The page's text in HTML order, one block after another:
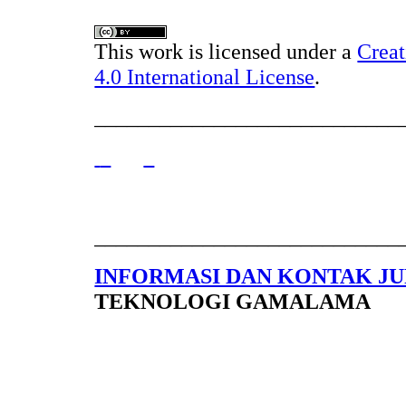
This work is licensed under a
4.0 International License.
INFORMASI DAN KONTAK
TEKNOLOGI GAMALAMA